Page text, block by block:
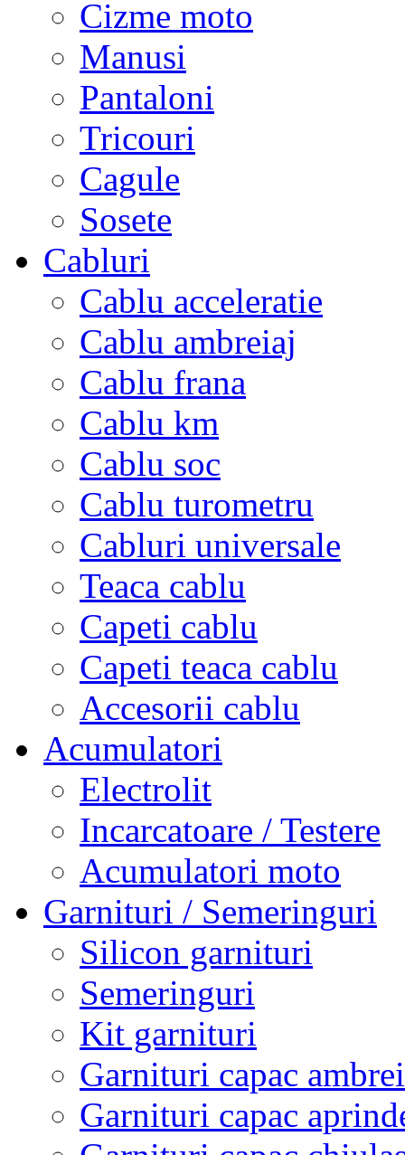
Cizme moto
Manusi
Pantaloni
Tricouri
Cagule
Sosete
Cabluri
Cablu acceleratie
Cablu ambreiaj
Cablu frana
Cablu km
Cablu soc
Cablu turometru
Cabluri universale
Teaca cablu
Capeti cablu
Capeti teaca cablu
Accesorii cablu
Acumulatori
Electrolit
Incarcatoare / Testere
Acumulatori moto
Garnituri / Semeringuri
Silicon garnituri
Semeringuri
Kit garnituri
Garnituri capac
Garnituri capac